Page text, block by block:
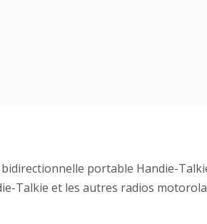
portable Handie-
Talkie et les autres radios